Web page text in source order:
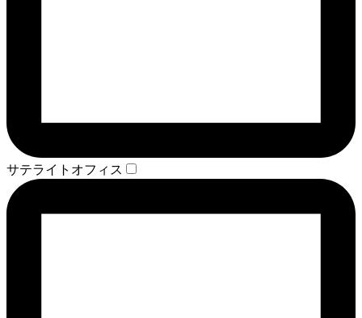
サテライトオフィス